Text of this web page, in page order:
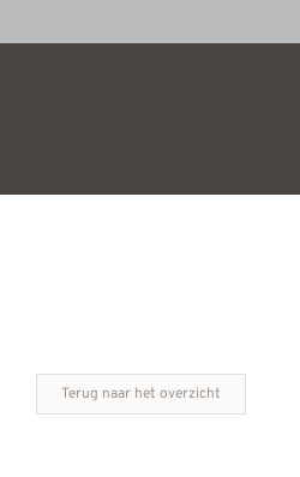
Terug naar het overzicht